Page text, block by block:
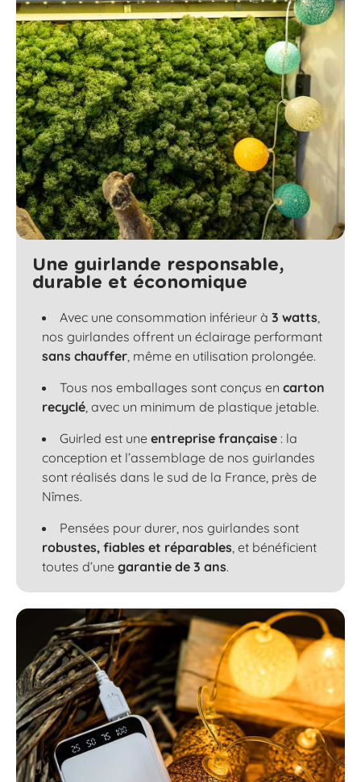
Une guirlande responsable,
durable et économique
Avec une consommation inférieur à 3 watts,
nos guirlandes offrent un éclairage performant
sans chauffer, même en utilisation prolongée.
Tous nos emballages sont conçus en carton
recyclé, avec un minimum de plastique jetable.
Guirled est une entreprise française : la
conception et l’assemblage de nos guirlandes
sont réalisés dans le sud de la France, près de
Nîmes.
Pensées pour durer, nos guirlandes sont
robustes, fiables et réparables, et bénéficient
toutes d’une garantie de 3 ans.